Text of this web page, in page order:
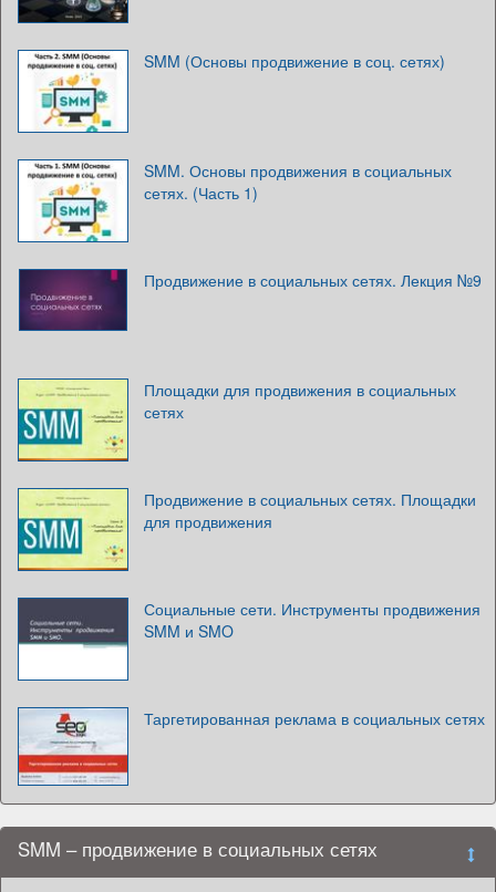
SMM (Основы продвижение в соц. сетях)
SMM. Основы продвижения в социальных
сетях. (Часть 1)
Продвижение в социальных сетях. Лекция №9
Площадки для продвижения в социальных
сетях
Продвижение в социальных сетях. Площадки
для продвижения
Социальные сети. Инструменты продвижения
SMM и SMO
Таргетированная реклама в социальных сетях
SMM – продвижение в социальных сетях